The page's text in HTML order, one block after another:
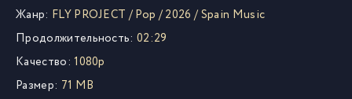
Жанр: FLY PROJECT /Pop /2026 /Spain Music
Продолжительность: 02:29
Качество: 1080p
Размер: 71 MB